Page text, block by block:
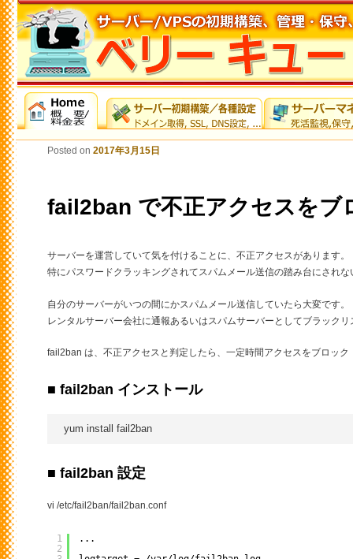
fail2ban で不正アクセスをブ
Posted on 2017年3月15日
サーバーを運営していて気を付けることに、不正アクセスがあります。
特にパスワードクラッキングされてスパムメール送信の踏み台にされな
自分のサーバーがいつの間にかスパムメール送信していたら大変です。
レンタルサーバー会社に通報あるいはスパムサーバーとしてブラック
fail2ban は、不正アクセスと判定したら、一定時間アクセスをブロック
■ fail2ban インストール
■ fail2ban 設定
vi /etc/fail2ban/fail2ban.conf
1
2
...